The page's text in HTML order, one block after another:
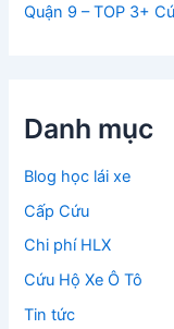
Quận 9 – TOP 3+
Danh mục
Blog học lái xe
Cấp Cứu
Chi phí HLX
Cứu Hộ Xe Ô Tô
Tin tức